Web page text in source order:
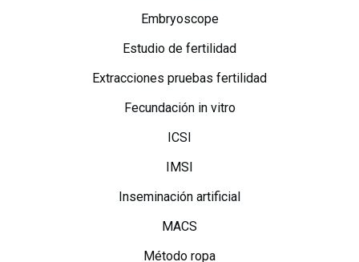
Embryoscope
Estudio de fertilidad
Extracciones pruebas fertilidad
Fecundación in vitro
ICSI
IMSI
Inseminación artificial
MACS
Método ropa